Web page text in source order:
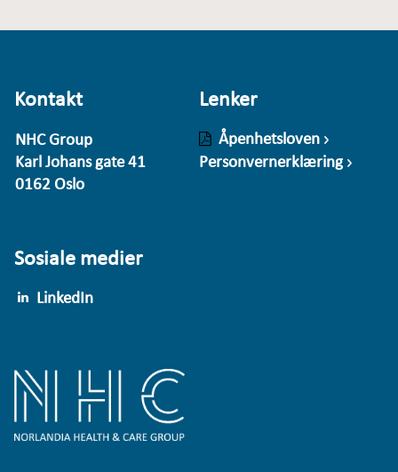
Kontakt
NHC Group
Karl Johans gate 41
0162 Oslo
Lenker
Åpenhetsloven
Personvernerklæring
Sosiale medier
LinkedIn